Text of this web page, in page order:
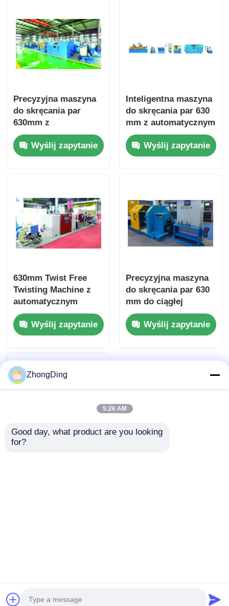
Precyzyjna maszyna
do skręcania par
630mm z
inteligentnym
ekranem dotykowym
Wyślij zapytanie
Inteligentna maszyna
do skręcania par 630
mm z automatycznym
systemem
równoważenia
napięcia
Wyślij zapytanie
630mm Twist Free
Twisting Machine z
automatycznym
układem stałego
napięcia na ekranie
dotykowym
Wyślij zapytanie
Precyzyjna maszyna
do skręcania par 630
mm do ciągłej
produkcji z dużą
prędkością
Wyślij zapytanie
Electrician Machinery Co., Ltd.. All Rights
ZhongDing
5:26 AM
Good day, what product are you looking
for?